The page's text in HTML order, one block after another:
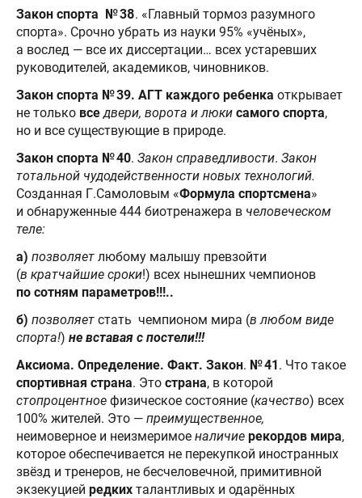
Закон спорта № 38. «Главный тормоз разумного
спорта». Срочно убрать из науки 95% «учёных»,
а вослед — все их диссертации… всех устаревших
руководителей, академиков, чиновников.
Закон спорта № 39. АГТ каждого ребенка открывает
не только вседвери, ворота и люки самого спорта,
но и все существующие в природе.
Закон спорта № 40. Закон справедливости. Закон
тотальной чудодейственности новых технологий.
Созданная Г.Самоловым «Формула спортсмена»
и обнаруженные 444 биотренажера в человеческом
теле:
а) позволяет любому малышу превзойти
(в кратчайшие сроки!) всех нынешних чемпионов
по сотням параметров!!!..
б) позволяет стать чемпионом мира (в любом виде
спорта!) не вставая с постели!!!
Аксиома. Определение. Факт. Закон. № 41. Что такое
спортивная страна. Это страна, в которой
стопроцентное физическое состояние (качество) всех
100% жителей. Это — преимущественное,
неимоверное и неизмеримое наличие рекордов мира,
которое обеспечивается не перекупкой иностранных
звёзд и тренеров, не бесчеловечной, примитивной
экзекуцией редких талантливых и одарённых